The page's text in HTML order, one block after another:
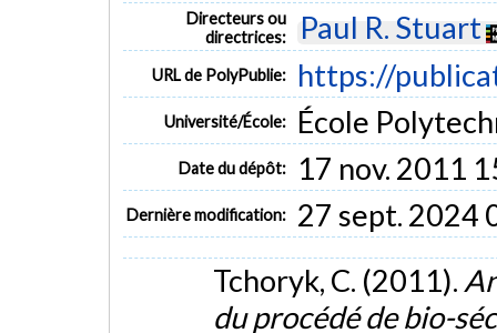
Directeurs ou
directrices:
Paul R. Stuart
URL de PolyPublie: https://
Université/École: École
Date du dépôt: 17 nov. 2011
Dernière modification:
27 sept. 2024
Tchoryk, C. (2011).
du procédé de bio-